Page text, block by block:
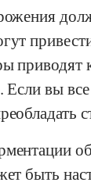
Если вы
быть